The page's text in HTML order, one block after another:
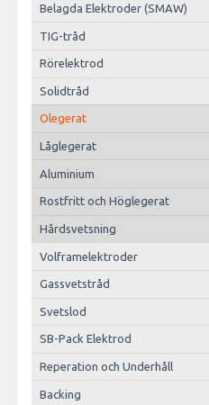
Belagda Elektroder (SMAW)
TIG-tråd
Rörelektrod
Solidtråd
Olegerat
Låglegerat
Aluminium
Rostfritt och Höglegerat
Hårdsvetsning
Volframelektroder
Gassvetstråd
Svetslod
SB-Pack Elektrod
Reperation och Underhåll
Backing